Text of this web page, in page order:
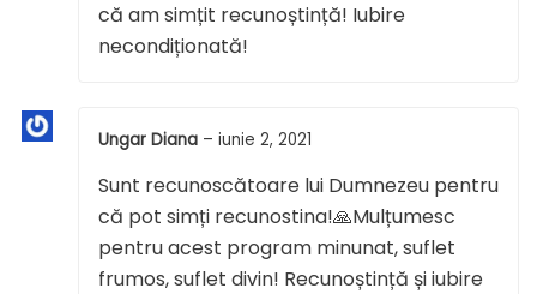
că am simțit recunoștință! Iubire
necondiționată!
Ungar Diana – iunie 2, 2021
Sunt recunoscătoare lui Dumnezeu pentru
că pot simți recunostina!🙏Mulțumesc
pentru acest program minunat, suflet
frumos, suflet divin! Recunoștință și iubire